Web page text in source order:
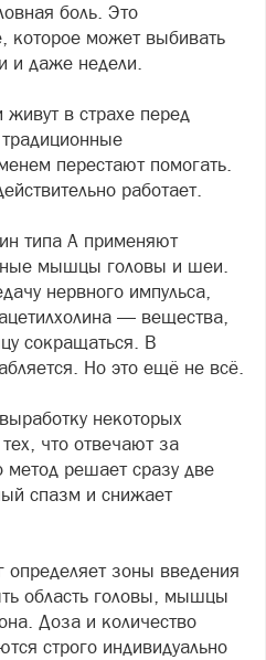
боль. Это
которое может выбивать
и даже недели.
в страхе перед
перестают помогать.
работает.
типа А применяют
мышцы головы и шеи.
нервного импульса,
— вещества,
сокращаться. В
Но это ещё не всё.
некоторых
что отвечают за
метод решает сразу две
спазм и снижает
определяет зоны введения
область головы, мышцы
Доза и количество
строго индивидуально